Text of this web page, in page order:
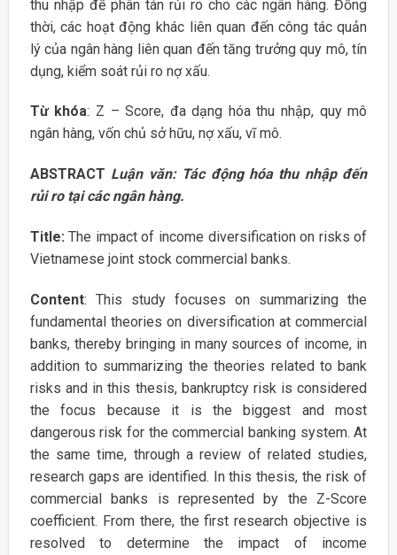
thu nhập để phân tán rủi ro cho các ngân hàng. Đồng
thời, các hoạt động khác liên quan đến công tác quản
lý của ngân hàng liên quan đến tăng trưởng quy mô, tín
dụng, kiểm soát rủi ro nợ xấu.
Từ khóa: Z – Score, đa dạng hóa thu nhập, quy mô
ngân hàng, vốn chủ sở hữu, nợ xấu, vĩ mô.
ABSTRACT Luận văn: Tác động hóa thu nhập đến
rủi ro tại các ngân hàng.
Title:The impact of income diversification on risks of
Vietnamese joint stock commercial banks.
Content: This study focuses on summarizing the
fundamental theories on diversification at commercial
banks, thereby bringing in many sources of income, in
addition to summarizing the theories related to bank
risks and in this thesis, bankruptcy risk is considered
the focus because it is the biggest and most
dangerous risk for the commercial banking system. At
the same time, through a review of related studies,
research gaps are identified. In this thesis, the risk of
commercial banks is represented by the Z-Score
coefficient. From there, the first research objective is
resolved to determine the impact of income